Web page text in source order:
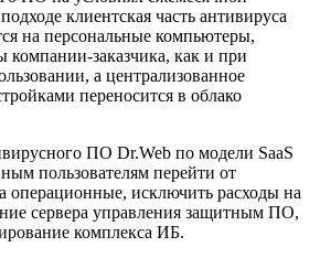
клиентская часть антивируса
на персональные компьютеры,
компании-заказчика, как и при
а централизованное
переносится в облако
ПО Dr.Web по модели SaaS
пользователям перейти от
операционные, исключить расходы на
сервера управления защитным ПО,
комплекса ИБ.